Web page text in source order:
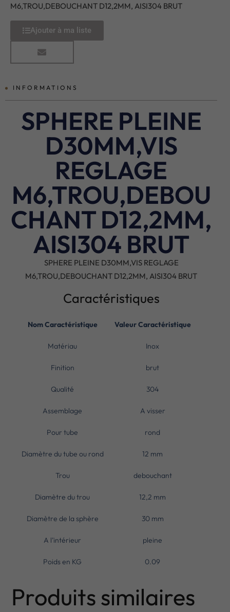
M6,TROU,DEBOUCHANT D12,2MM, AISI304 BRUT
Ajouter à ma liste
INFORMATIONS
SPHERE PLEINE
D30MM,VIS
REGLAGE
M6,TROU,DEBOU
CHANT D12,2MM,
AISI304 BRUT
SPHERE PLEINE D30MM,VIS REGLAGE
M6,TROU,DEBOUCHANT D12,2MM, AISI304 BRUT
Caractéristiques
Nom Caractéristique Valeur Caractéristique
Matériau Inox
Finition brut
Qualité 304
Assemblage A visser
Pour tube rond
Diamètre du tube ou rond 12 mm
Trou debouchant
Diamètre du trou 12,2 mm
Diamètre de la sphère 30 mm
A l’intérieur pleine
Poids en KG 0.09
Produits similaires